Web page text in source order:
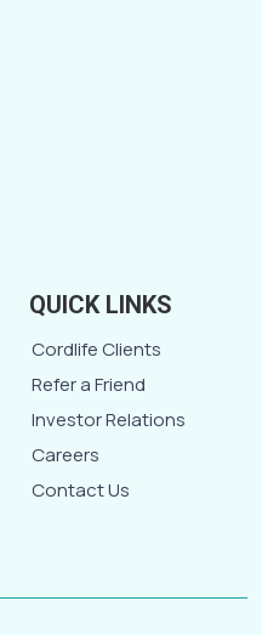
QUICK LINKS
Cordlife Clients
Refer a Friend
Investor Relations
Careers
Contact Us